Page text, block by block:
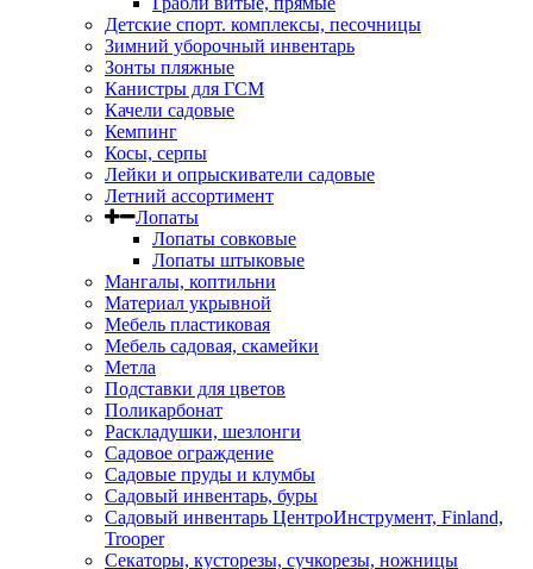
Детские спорт. комплексы, песочницы
Зимний уборочный инвентарь
Зонты пляжные
Канистры для ГСМ
Качели садовые
Кемпинг
Косы, серпы
Лейки и опрыскиватели садовые
Летний ассортимент
Лопаты
Лопаты совковые
Лопаты штыковые
Мангалы, коптильни
Материал укрывной
Мебель пластиковая
Мебель садовая, скамейки
Метла
Подставки для цветов
Поликарбонат
Раскладушки, шезлонги
Садовое ограждение
Садовые пруды и клумбы
Садовый инвентарь, буры
Садовый инвентарь ЦентроИнструмент, Finland,
Trooper
Секаторы, кусторезы, сучкорезы, ножницы